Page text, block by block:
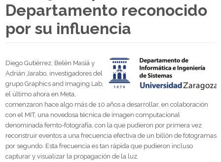
Departamento reconocido
por su influencia
Diego Gutiérrez, Belén Masiá y
Adrián Jarabo, investigadores del
grupo Graphics and Imaging Lab,
el último ahora en Meta,
comenzaron hace algo más de 10 años a desarrollar, en colaboración
con el MIT, una novedosa técnica de imagen computacional
denominada femto-fotografía, con la que pudieron por primera vez
reconstruir eventos a una frecuencia efectiva de un billón de fotogramas
por segundo. Esta frecuencia es tan rápida que pudieron incluso
capturar y visualizar la propagación de la luz.